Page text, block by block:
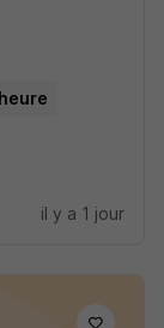
il y a 1 jour